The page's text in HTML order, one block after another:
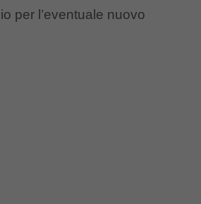
per l’eventuale nuovo